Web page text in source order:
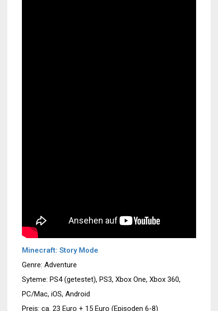
Minecraft: Story Mode
Genre: Adventure
Syteme: PS4 (getestet), PS3, Xbox One, Xbox 360,
PC/Mac, iOS, Android
Preis: ca. 23 Euro + 15 Euro (Episoden 6-8)